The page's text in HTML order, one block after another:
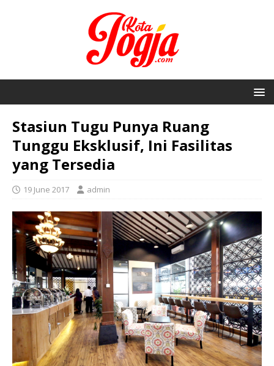
Stasiun Tugu Punya Ruang
Tunggu Eksklusif, Ini Fasilitas
yang Tersedia
19 June 2017 admin